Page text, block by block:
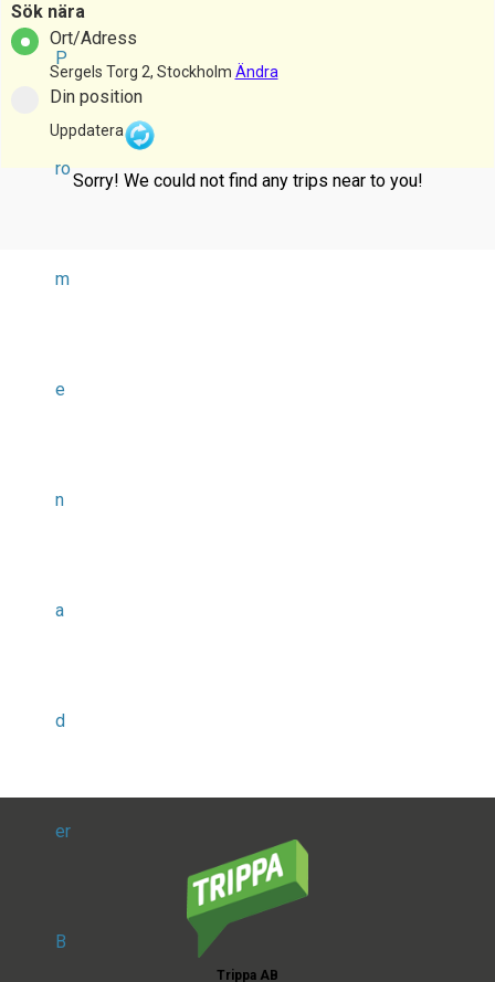
P
ro
m
e
n
a
d
er
B
Sök nära
Ort/Adress
Sergels Torg 2, Stockholm Ändra
Din position
Uppdatera
Sorry! We could not find any trips near to you!
Trippa AB